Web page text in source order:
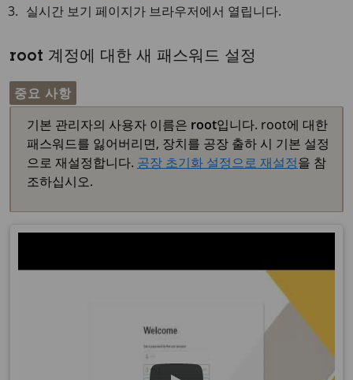
실시간 보기 페이지가 브라우저에서 열립니다.
root 계정에 대한 새 패스워드 설정
중요 사항
기본 관리자의 사용자 이름은 root입니다. root에 대한
패스워드를 잃어버리면, 장치를 공장 출하 시 기본 설정
으로 재설정합니다. 공장 초기화 설정으로 재설정을 참
조하십시오.